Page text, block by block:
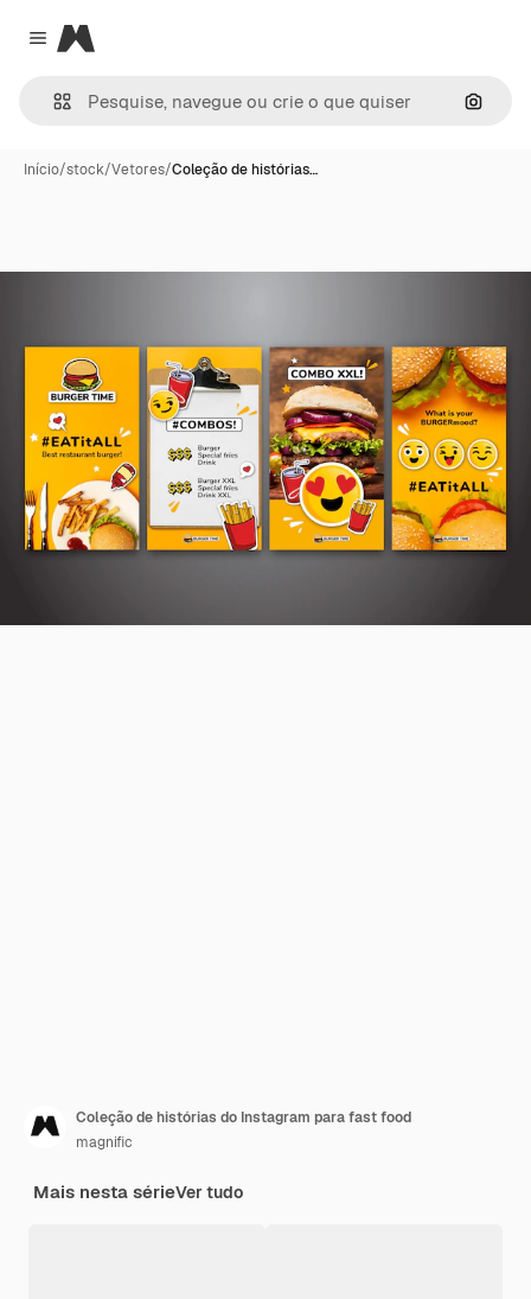
Close menu
Magnific
Início/stock/Vetores/Coleção de histórias…
Coleção de histórias do Instagram para fast food
magnific
Mais nesta sérieVer tudo